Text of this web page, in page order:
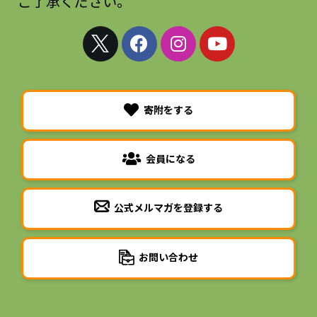
寄附をする
会員になる
公式メルマガを登録する
お問い合わせ